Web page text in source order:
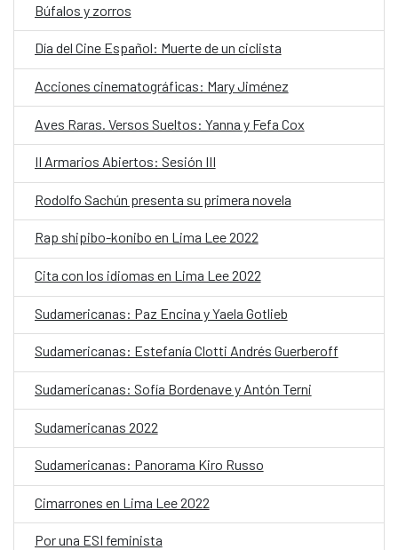
Búfalos y zorros
Día del Cine Español: Muerte de un ciclista
Acciones cinematográficas: Mary Jiménez
Aves Raras. Versos Sueltos: Yanna y Fefa Cox
II Armarios Abiertos: Sesión III
Rodolfo Sachún presenta su primera novela
Rap shipibo-konibo en Lima Lee 2022
Cita con los idiomas en Lima Lee 2022
Sudamericanas: Paz Encina y Yaela Gotlieb
Sudamericanas: Estefanía Clotti Andrés Guerberoff
Sudamericanas: Sofía Bordenave y Antón Terni
Sudamericanas 2022
Sudamericanas: Panorama Kiro Russo
Cimarrones en Lima Lee 2022
Por una ESI feminista